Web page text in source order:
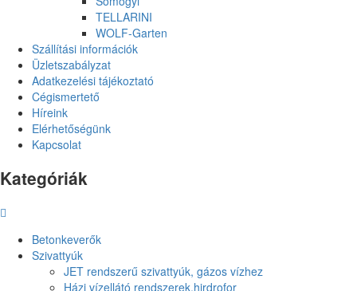
TELLARINI
WOLF-Garten
Szállítási információk
Üzletszabályzat
Adatkezelési tájékoztató
Cégismertető
Híreink
Elérhetőségünk
Kapcsolat
Kategóriák
Betonkeverők
Szivattyúk
JET rendszerű szivattyúk, gázos vízhez
Házi vízellátó rendszerek,hirdrofor